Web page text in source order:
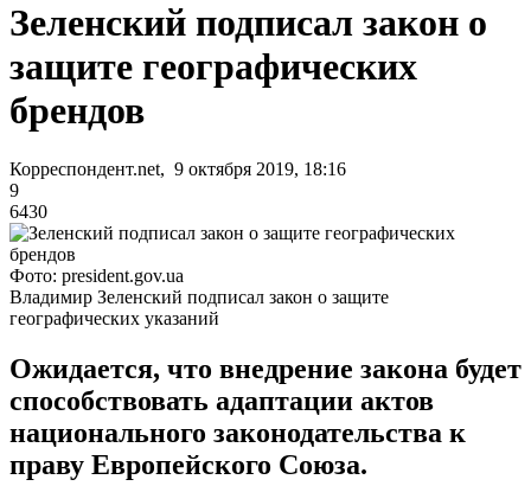
Зеленский подписал закон о
защите географических
брендов
Корреспондент.net, 9 октября 2019, 18:16
9
6430
Фото: president.gov.ua
Владимир Зеленский подписал закон о защите
географических указаний
Ожидается, что внедрение закона будет
способствовать адаптации актов
национального законодательства к
праву Европейского Союза.